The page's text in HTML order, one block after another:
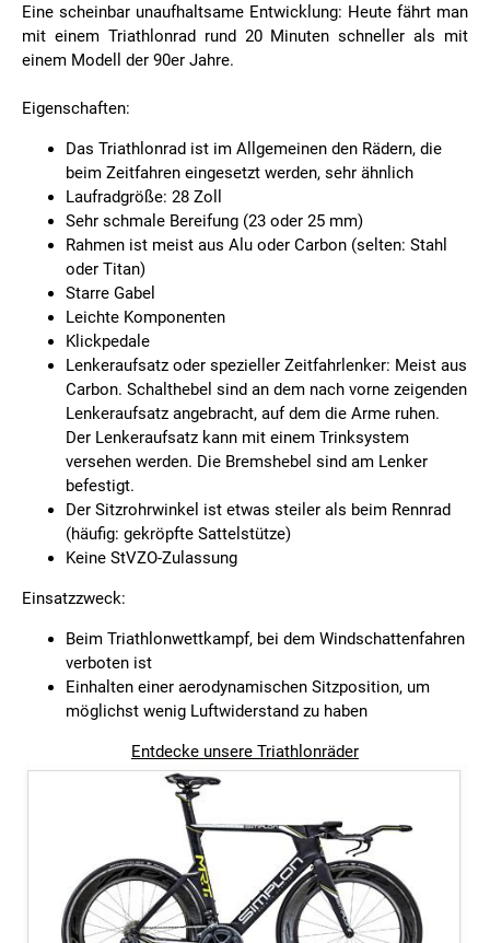
Eine scheinbar unaufhaltsame Entwicklung: Heute fährt man
mit einem Triathlonrad rund 20 Minuten schneller als mit
einem Modell der 90er Jahre.
Eigenschaften:
Das Triathlonrad ist im Allgemeinen den Rädern, die
beim Zeitfahren eingesetzt werden, sehr ähnlich
Laufradgröße: 28 Zoll
Sehr schmale Bereifung (23 oder 25 mm)
Rahmen ist meist aus Alu oder Carbon (selten: Stahl
oder Titan)
Starre Gabel
Leichte Komponenten
Klickpedale
Lenkeraufsatz oder spezieller Zeitfahrlenker: Meist aus
Carbon. Schalthebel sind an dem nach vorne zeigenden
Lenkeraufsatz angebracht, auf dem die Arme ruhen.
Der Lenkeraufsatz kann mit einem Trinksystem
versehen werden. Die Bremshebel sind am Lenker
befestigt.
Der Sitzrohrwinkel ist etwas steiler als beim Rennrad
(häufig: gekröpfte Sattelstütze)
Keine StVZO-Zulassung
Einsatzzweck:
Beim Triathlonwettkampf, bei dem Windschattenfahren
verboten ist
Einhalten einer aerodynamischen Sitzposition, um
möglichst wenig Luftwiderstand zu haben
Entdecke unsere Triathlonräder